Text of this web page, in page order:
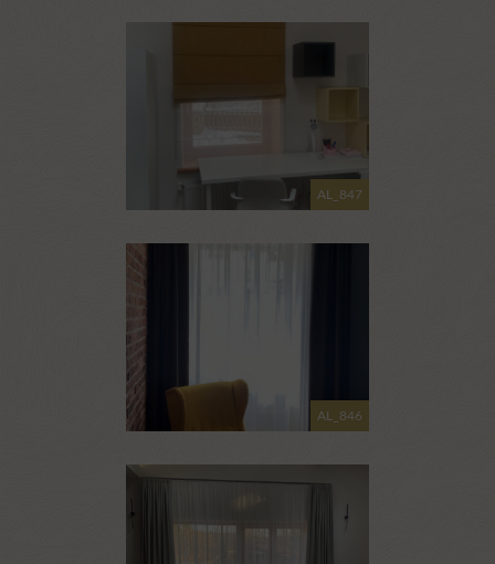
AL_847
AL_846